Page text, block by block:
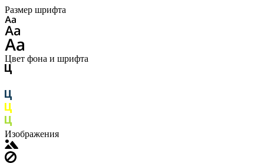
Размер шрифта
Цвет фона и шрифта
Изображения